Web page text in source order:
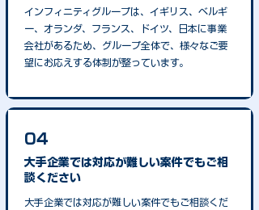
インフィニティグループは、イギリス、ベルギ
ー、オランダ、フランス、ドイツ、日本に事業
会社があるため、グループ全体で、様々なご要
望にお応えする体制が整っています。
04
大手企業では対応が難しい案件でもご相
談ください
大手企業では対応が難しい案件でもご相談くだ